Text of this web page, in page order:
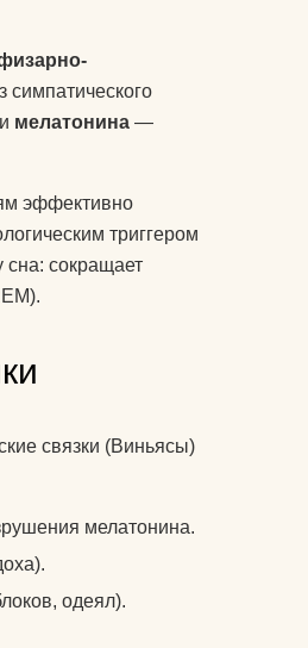
комплекты спортивной
защиты
компрессионные
аксессуары для
боксерских мешков
одежда для похудения
подушки массажные
укрепления связок и
симпатического
мелатонина —
эффективно
триггером
сна: сокращает
связки (Виньясы)
мелатонина.
одеял).